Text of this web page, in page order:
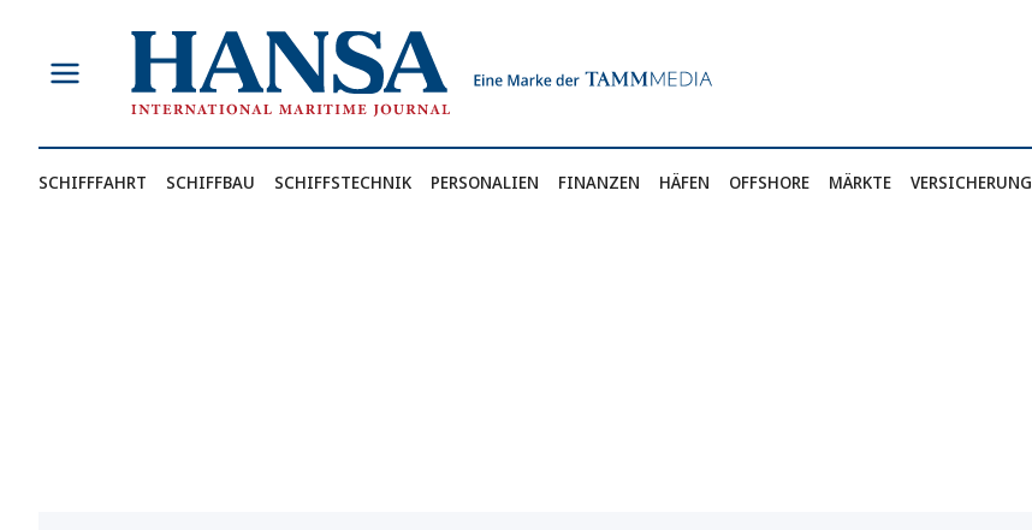
springen
SCHIFFFAHRT SCHIFFBAU SCHIFFSTECHNIK PERSONALIEN FINANZEN HÄFEN OFFSHORE MÄRKTE VERSICHERUNG